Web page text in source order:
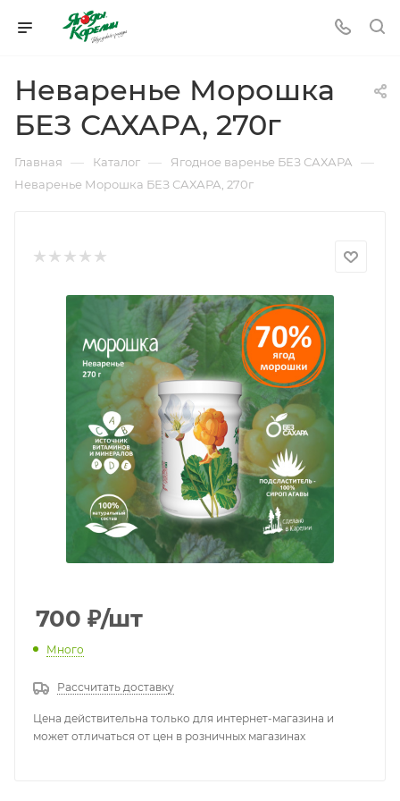
Неваренье Морошка
БЕЗ САХАРА, 270г
Главная — Каталог — Ягодное варенье БЕЗ САХАРА —
Неваренье Морошка БЕЗ САХАРА, 270г
700 ₽/шт
Много
Рассчитать доставку
Цена действительна только для интернет-магазина и
может отличаться от цен в розничных магазинах